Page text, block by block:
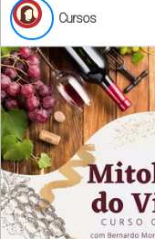
Cursos